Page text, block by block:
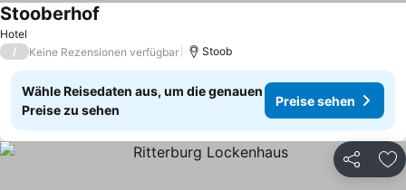
Hotel
Stooberhof
/ Keine Rezensionen verfügbar Stoob
Wähle Reisedaten aus, um die genauen
Preise zu sehen
Preise sehen
Teilen